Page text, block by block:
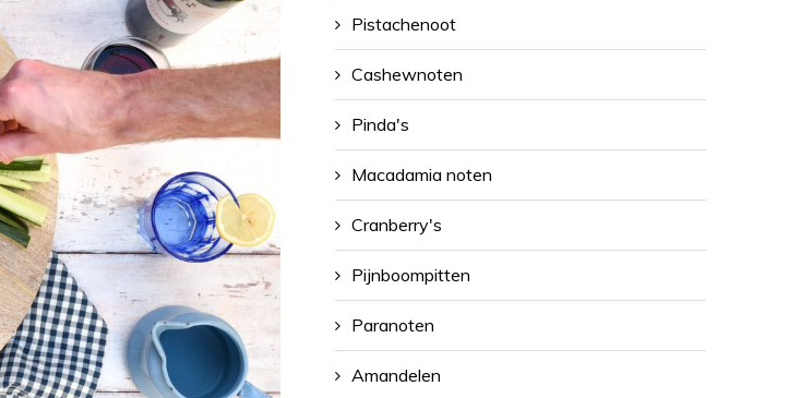
Pistachenoot
Cashewnoten
Pinda's
Macadamia noten
Cranberry's
Pijnboompitten
Paranoten
Amandelen